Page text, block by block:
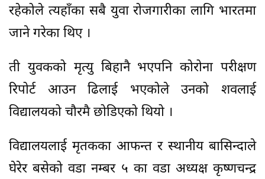
रहेकोले त्यहाँका सबै युवा रोजगारीका लागि भारतमा
जाने गरेका थिए ।
ती युवकको मृत्यु बिहानै भएपनि कोरोना परीक्षण
रिपोर्ट आउन ढिलाई भएकोले उनको शवलाई
विद्यालयको चौरमै छोडिएको थियो ।
विद्यालयलाई मृतकका आफन्त र स्थानीय बासिन्दाले
घेरेर बसेको वडा नम्बर ५ का वडा अध्यक्ष कृष्णचन्द्र